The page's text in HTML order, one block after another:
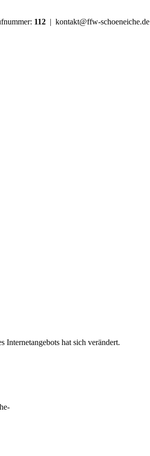
112 | kontakt@ffw-schoeneiche.de
Internetangebots hat sich verändert.